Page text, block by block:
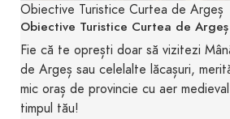
Obiective Turistice Curtea de Argeș
Obiective Turistice Curtea de Argeș
Fie că te oprești doar să vizitezi
de Argeș sau celelalte lăcașuri,
mic oraș de provincie cu aer
timpul tău!